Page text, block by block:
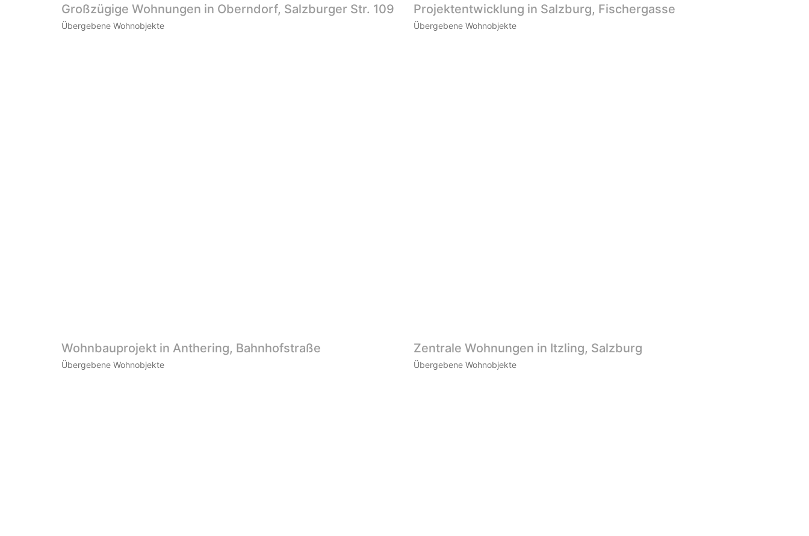
Großzügige Wohnungen in Oberndorf, Salzburger Str. 109
Übergebene Wohnobjekte
Projektentwicklung in Salzburg, Fischergasse
Übergebene Wohnobjekte
Wohnbauprojekt in Anthering, Bahnhofstraße
Übergebene Wohnobjekte
Zentrale Wohnungen in Itzling, Salzburg
Übergebene Wohnobjekte